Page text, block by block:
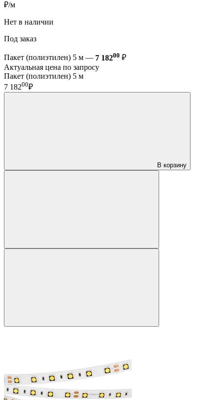
₽/м
Нет в наличии
Под заказ
Пакет (полиэтилен) 5 м — 7 18200 ₽
Актуальная цена по запросу
Пакет (полиэтилен) 5 м
7 18200₽
В корзину